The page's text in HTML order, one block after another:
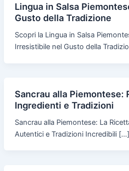
Lingua in Salsa
Gusto della Tradizione
Scopri la Lingua in Salsa
Irresistibile nel Gusto della
Sancrau alla Piemontese:
Ingredienti e Tradizioni
Sancrau alla Piemontese: La
Autentici e Tradizioni Incredibili […]